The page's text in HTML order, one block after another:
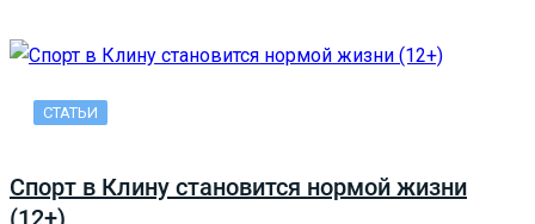
СТАТЬИ
Спорт в Клину становится нормой жизни
(12+)